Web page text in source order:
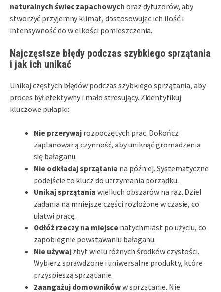
naturalnych świec zapachowych oraz dyfuzorów, aby
stworzyć przyjemny klimat, dostosowując ich ilość i
intensywność do wielkości pomieszczenia.
Najczęstsze błędy podczas szybkiego sprzątania
i jak ich unikać
Unikaj częstych błędów podczas szybkiego sprzątania, aby
proces był efektywny i mało stresujący. Zidentyfikuj
kluczowe pułapki:
Nie przerywaj rozpoczętych prac. Dokończ
zaplanowaną czynność, aby uniknąć gromadzenia
się bałaganu.
Nie odkładaj sprzątania na później. Systematyczne
podejście to klucz do utrzymania porządku.
Unikaj sprzątania wielkich obszarów na raz. Dziel
zadania na mniejsze części rozłożone w czasie, co
ułatwi pracę.
Odłóż rzeczy na miejsce natychmiast po użyciu, co
zapobiegnie powstawaniu bałaganu.
Nie używaj zbyt wielu różnych środków czystości.
Wybierz sprawdzone i uniwersalne produkty, które
przyspieszą sprzątanie.
Zaangażuj domownikóww sprzątanie. Nie